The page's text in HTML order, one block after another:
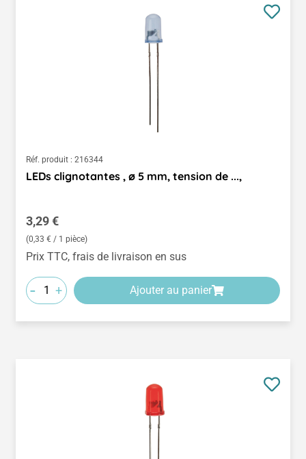
Réf. produit : 216344
LEDs clignotantes , ø 5 mm, tension de ...,
Prix régulier :
3,29 €
(0,33 € / 1 pièce)
Prix TTC, frais de livraison en sus
- + Ajouter au panier